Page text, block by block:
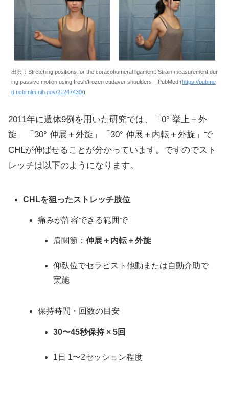
出典：Stretching positions for the coracohumeral ligament: Strain measurement dur
ing passive motion using fresh/frozen cadaver shoulders – PubMed (https://pubme
d.ncbi.nlm.nih.gov/21247430/)
2011年に遺体9例を用いた研究では、「0° 挙上＋外
旋」「30° 伸展＋外旋」「30° 伸展＋内転＋外旋」で
CHLが伸ばせることが分かっています。ですのでスト
レッチは以下のようになります。
CHLを狙ったストレッチ肢位
痛みが許容できる範囲で
肩関節： 伸展＋内転＋外旋
仰臥位でセラピスト他動または自動介助で
実施
保持時間・回数の目安
30〜45秒保持 × 5回
1日 1〜2セッション程度